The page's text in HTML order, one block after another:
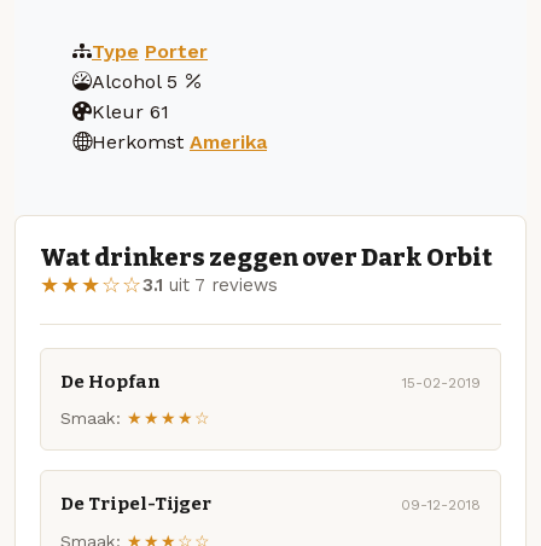
Type Porter
Alcohol 5
Kleur 61
Herkomst Amerika
Wat drinkers zeggen over Dark Orbit
★★★☆☆3.1 uit 7 reviews
De Hopfan 15-02-2019
Smaak: ★★★★☆
De Tripel-Tijger 09-12-2018
Smaak: ★★★☆☆